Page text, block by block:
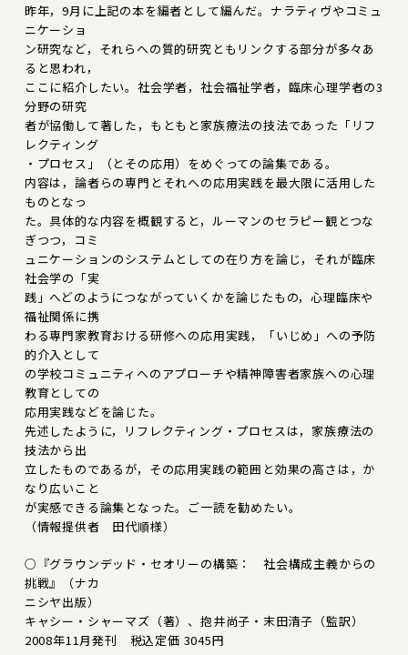
昨年，9月に上記の本を編者として編んだ。ナラティヴやコミュ
ニケーショ
ン研究など，それらへの質的研究ともリンクする部分が多々あ
ると思われ，
ここに紹介したい。社会学者，社会福祉学者，臨床心理学者の3
分野の研究
者が協働して著した，もともと家族療法の技法であった「リフ
レクティング
・プロセス」（とその応用）をめぐっての論集である。
内容は，論者らの専門とそれへの応用実践を最大限に活用した
ものとなっ
た。具体的な内容を概観すると，ルーマンのセラピー観とつな
ぎつつ，コミ
ュニケーションのシステムとしての在り方を論じ，それが臨床
社会学の「実
践」へどのようにつながっていくかを論じたもの，心理臨床や
福祉関係に携
わる専門家教育おける研修への応用実践，「いじめ」への予防
的介入として
の学校コミュニティへのアプローチや精神障害者家族への心理
教育としての
応用実践などを論じた。
先述したように，リフレクティング・プロセスは，家族療法の
技法から出
立したものであるが，その応用実践の範囲と効果の高さは，か
なり広いこと
が実感できる論集となった。ご一読を勧めたい。
（情報提供者 田代順様）
○『グラウンデッド・セオリーの構築： 社会構成主義からの
挑戦』（ナカ
ニシヤ出版）
キャシー・シャーマズ（著）、抱井尚子・末田清子（監訳）
2008年11月発刊 税込定価 3045円